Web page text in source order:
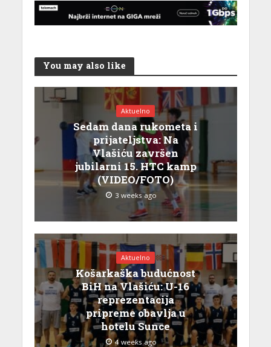
You may also like
Aktuelno
Sedam dana rukometa i
prijateljstva: Na
Vlašiću završen
jubilarni 15. HTC kamp
(VIDEO/FOTO)
3 weeks ago
Aktuelno
Košarkaška budućnost
BiH na Vlašiću: U-16
reprezentacija
pripreme obavlja u
hotelu Sunce
4 weeks ago